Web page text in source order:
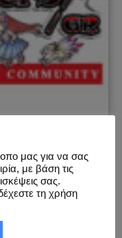
μας για να σας
με βάση τις
σας.
τη χρήση